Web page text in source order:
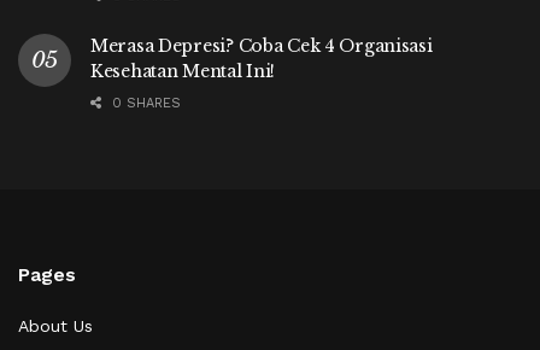
Merasa Depresi? Coba Cek 4 Organisasi
Kesehatan Mental Ini!
0 SHARES
Pages
About Us